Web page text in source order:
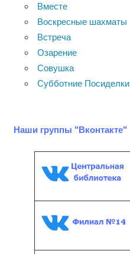
Вместе
Воскресные шахматы
Встреча
Озарение
Совушка
Субботние Посиделки
Наши группы "Вконтакте"